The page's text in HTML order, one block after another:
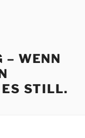
– WENN
STILL.